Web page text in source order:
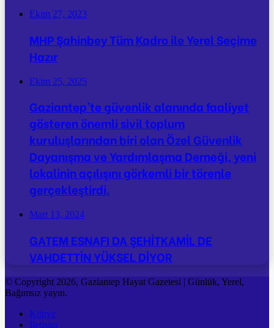
Ekim 27, 2023
MHP Şahinbey Tüm Kadro ile Yerel Seçime
Hazır
Ekim 25, 2025
Gaziantep’te güvenlik alanında faaliyet
gösteren önemli sivil toplum
kuruluşlarından biri olan Özel Güvenlik
Dayanışma ve Yardımlaşma Derneği, yeni
lokalinin açılışını görkemli bir törenle
gerçekleştirdi.
Mart 13, 2024
GATEM ESNAFI DA ŞEHİTKAMİL DE
VAHDETTİN YÜKSEL DİYOR
© Copyright 2026, Gaziantep Hayat Gazetesi | Günlük, Yerel,
Bağımsız yayın.
Künye
İletişim